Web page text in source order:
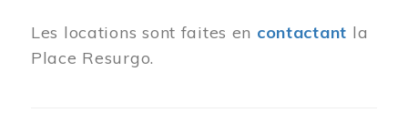
Les locations sont faites en contactant la
Place Resurgo.